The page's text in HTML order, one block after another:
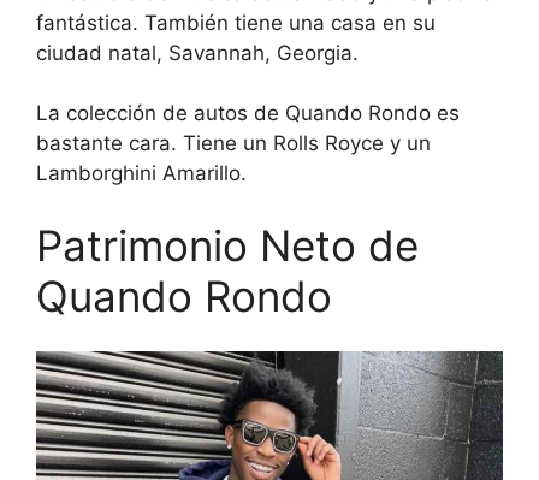
fantástica. También tiene una casa en su
ciudad natal, Savannah, Georgia.
La colección de autos de Quando Rondo es
bastante cara. Tiene un Rolls Royce y un
Lamborghini Amarillo.
Patrimonio Neto de
Quando Rondo